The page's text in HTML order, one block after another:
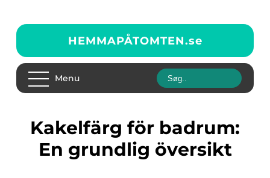
HEMMAPÅTOMTEN.se
Menu
Kakelfärg för badrum:
En grundlig översikt